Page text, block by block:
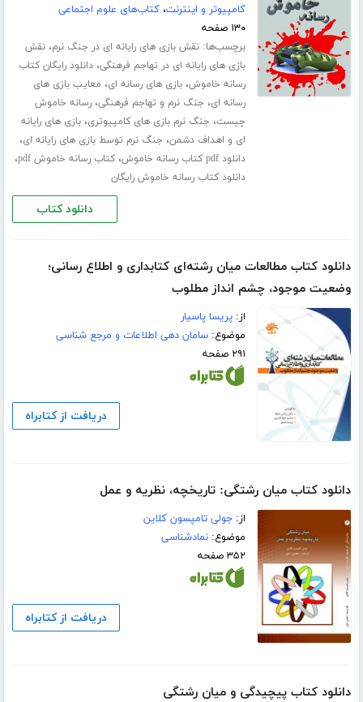
کامپیوتر و اینترنت،کتاب‌های علوم اجتماعی
۱۳۰ صفحه
برچسب‌ها:نقش بازی های رایانه ای در جنگ نرم،نقش
بازی های رایانه ای در تهاجم فرهنگی،دانلود رایگان کتاب
رسانه خاموش،بازی های رسانه ای، معایب بازی های
رسانه ای، جنگ نرم و تهاجم فرهنگی،رسانه خاموش
چیست، جنگ نرم بازی های کامپیوتری،بازی های رایانه
ای و اهداف دشمن، جنگ نرم توسط بازی های رایانه ای،
دانلود pdf کتاب رسانه خاموش ،کتاب رسانه خاموش pdf ،
دانلود کتاب رسانه خاموش رایگان
دانلود کتاب
دانلود کتاب مطالعات میان رشته‌ای کتابداری و اطلاع رسانی؛
وضعیت موجود، چشم انداز مطلوب
از:پریسا پاسیار
موضوع:سامان دهی اطلاعات و مرجع شناسی
۲۹۱ صفحه
دریافت از کتابراه
دانلود کتاب میان رشتگی: تاریخچه، نظریه و عمل
از:جولی تامپسون کلاین
موضوع:نمادشناسی
۳۵۲ صفحه
دریافت از کتابراه
دانلود کتاب پیچیدگی و میان رشتگی